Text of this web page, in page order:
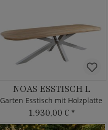
NOAS ESSTISCH L
Garten Esstisch mit Holzplatte
1.930,00 € *